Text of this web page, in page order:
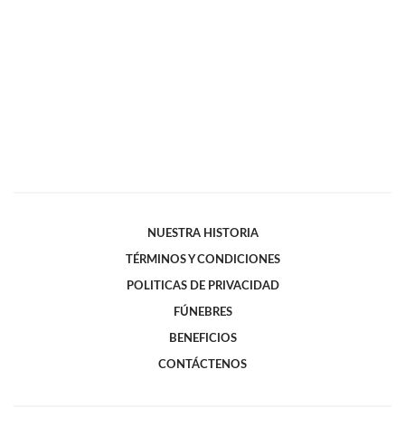
NUESTRA HISTORIA
TÉRMINOS Y CONDICIONES
POLITICAS DE PRIVACIDAD
FÚNEBRES
BENEFICIOS
CONTÁCTENOS